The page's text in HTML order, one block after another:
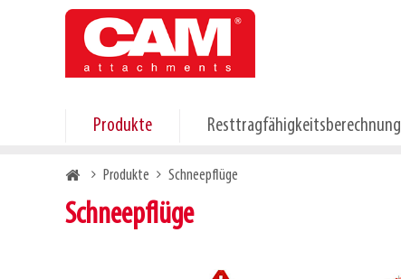
Produkte Resttragfähigkeitsberechnung
BreadcrumbProdukte Schneepflüge
Schneepflüge